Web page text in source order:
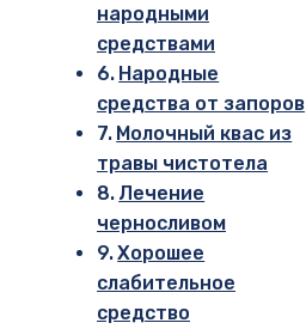
народными
средствами
Народные
средства от запоров
Молочный квас из
травы чистотела
Лечение
черносливом
Хорошее
слабительное
средство